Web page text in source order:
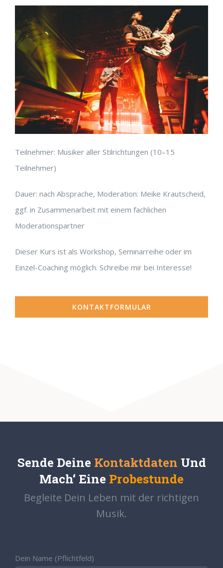
Teilnehmer: Musiker aller Stilrichtungen (10–15
Teilnehmer)
Dauer: nach Absprache, Moderation: Meike Krautscheid,
ggf. in Zusammenarbeit mit einem fachlichen
Moderationspartner​
Dieser Kurs ist als Workshop, Seminarreihe oder im
Einzel-Coaching möglich. Schreibe mir bei Interesse!
KONTAKTFORMULAR
Sende Deine Kontaktdaten Und
Mach‘ Eine Probestunde
Begleite Dein Leben mit der richtigen
Musik.
Dein Name (Pflichtfeld)